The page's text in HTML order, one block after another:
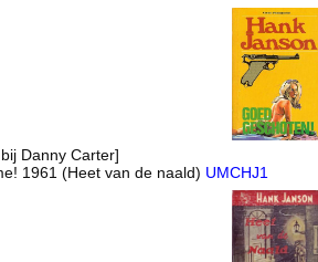
Danny Carter]
1961 (Heet van de naald) UMCHJ1